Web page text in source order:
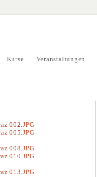
Kurse Veranstaltungen